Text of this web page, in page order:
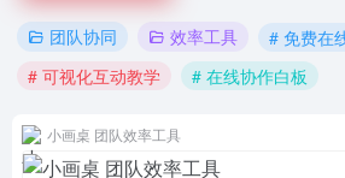
团队协同 效率工具
# 免费在
# 可视化互动教学
# 在线协作白板
小画桌 团队效率工具